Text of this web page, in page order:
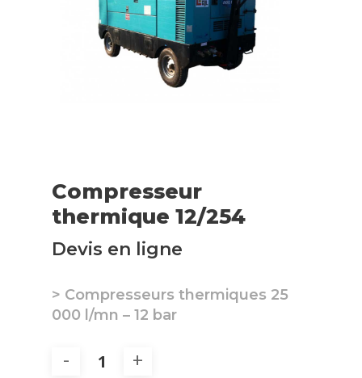
Compresseur
thermique 12/254
Devis en ligne
> Compresseurs thermiques 25
000 l/mn – 12 bar